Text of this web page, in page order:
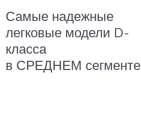
Самые надежные
легковые модели D-
класса
в СРЕДНЕМ сегменте